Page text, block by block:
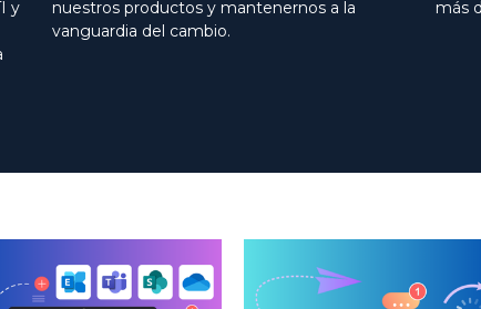
y
nuestros productos y mantenernos a la
vanguardia del cambio.
más